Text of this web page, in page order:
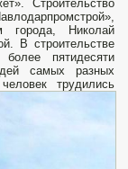
Строительство
Николай
В строительстве
пятидесяти
самых разных
трудились